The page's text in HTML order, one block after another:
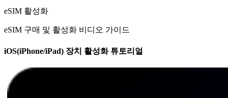
eSIM 활성화
eSIM 구매 및 활성화 비디오 가이드
iOS(iPhone/iPad) 장치 활성화 튜토리얼